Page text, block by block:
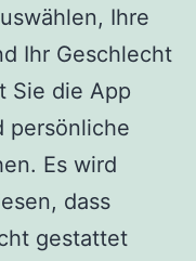
Ihre
Ihr Geschlecht
Sie die App
persönliche
Es wird
dass
gestattet